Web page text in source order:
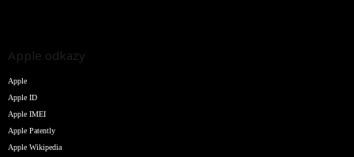
Apple odkazy
Apple
Apple ID
Apple IMEI
Apple Patently
Apple Wikipedia